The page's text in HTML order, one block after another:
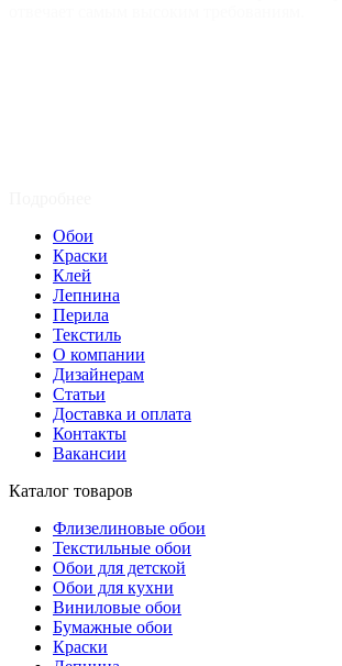
Обои
Краски
Клей
Лепнина
Перила
Текстиль
О компании
Дизайнерам
Статьи
Доставка и оплата
Контакты
Вакансии
Каталог товаров
Флизелиновые обои
Текстильные обои
Обои для детской
Обои для кухни
Виниловые обои
Бумажные обои
Краски